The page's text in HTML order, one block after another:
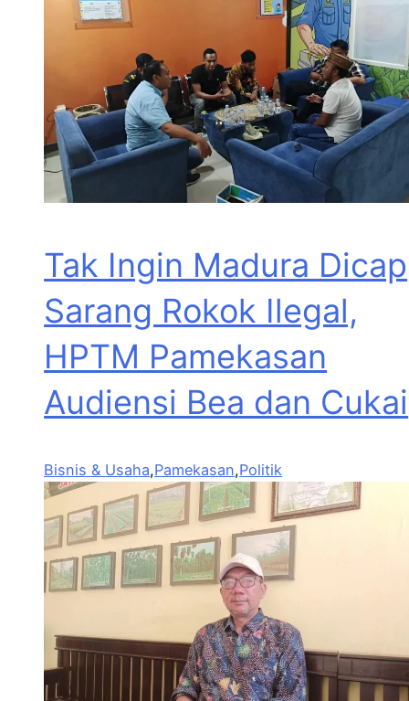
Tak Ingin Madura Dicap
Sarang Rokok Ilegal,
HPTM Pamekasan
Audiensi Bea dan Cukai
Bisnis & Usaha,Pamekasan,Politik